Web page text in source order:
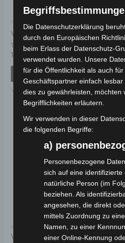
Kostenloser Versand
VS2 SITZSCHLOSS
Bewertet
mit
0
19,00
IN DEN WARENKORB
VS2
0
5
VS2
Kostenloser Versand
VS2 HINTERE
Die Datenschutzerklärung
durch den Europäischen
beim Erlass der Datenschutz-
verwendet wurden. Unsere
für die Öffentlichkeit als auch
Geschäftspartner einfach
dies zu gewährleisten, möchten
Begrifflichkeiten erläutern.
Wir verwenden in dieser
die folgenden Begriffe:
a)
Personenbezogene
sich auf eine
natürliche Person (im
beziehen. Als
angesehen, die direkt
mittels Zuordnung zu
Namen, zu einer
einer Online-Kennung